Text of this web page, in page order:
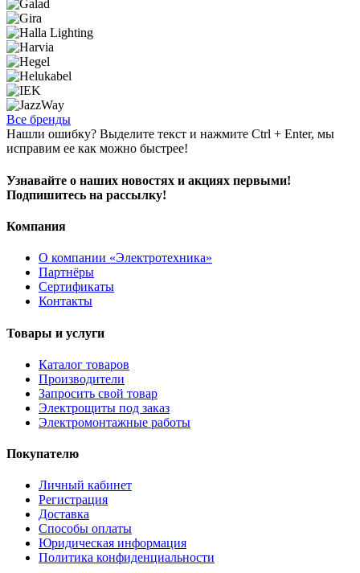
Все бренды
Нашли ошибку? Выделите текст и нажмите Ctrl + Enter, мы
исправим ее как можно быстрее!
Узнавайте о наших новостях и акциях первыми!
Подпишитесь на рассылку!
Компания
О компании «Электротехника»
Партнёры
Сертификаты
Контакты
Товары и услуги
Каталог товаров
Производители
Запросить свой товар
Электрощиты под заказ
Электромонтажные работы
Покупателю
Личный кабинет
Регистрация
Доставка
Способы оплаты
Юридическая информация
Политика конфиденциальности